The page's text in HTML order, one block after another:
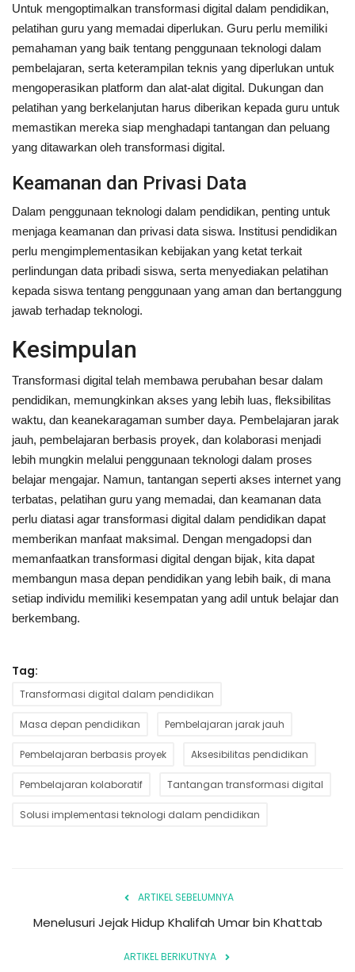
Untuk mengoptimalkan transformasi digital dalam pendidikan,
pelatihan guru yang memadai diperlukan. Guru perlu memiliki
pemahaman yang baik tentang penggunaan teknologi dalam
pembelajaran, serta keterampilan teknis yang diperlukan untuk
mengoperasikan platform dan alat-alat digital. Dukungan dan
pelatihan yang berkelanjutan harus diberikan kepada guru untuk
memastikan mereka siap menghadapi tantangan dan peluang
yang ditawarkan oleh transformasi digital.
Keamanan dan Privasi Data
Dalam penggunaan teknologi dalam pendidikan, penting untuk
menjaga keamanan dan privasi data siswa. Institusi pendidikan
perlu mengimplementasikan kebijakan yang ketat terkait
perlindungan data pribadi siswa, serta menyediakan pelatihan
kepada siswa tentang penggunaan yang aman dan bertanggung
jawab terhadap teknologi.
Kesimpulan
Transformasi digital telah membawa perubahan besar dalam
pendidikan, memungkinkan akses yang lebih luas, fleksibilitas
waktu, dan keanekaragaman sumber daya. Pembelajaran jarak
jauh, pembelajaran berbasis proyek, dan kolaborasi menjadi
lebih mungkin melalui penggunaan teknologi dalam proses
belajar mengajar. Namun, tantangan seperti akses internet yang
terbatas, pelatihan guru yang memadai, dan keamanan data
perlu diatasi agar transformasi digital dalam pendidikan dapat
memberikan manfaat maksimal. Dengan mengadopsi dan
memanfaatkan transformasi digital dengan bijak, kita dapat
membangun masa depan pendidikan yang lebih baik, di mana
setiap individu memiliki kesempatan yang adil untuk belajar dan
berkembang.
Tag:
Transformasi digital dalam pendidikan
Masa depan pendidikan Pembelajaran jarak jauh
Pembelajaran berbasis proyek Aksesibilitas pendidikan
Pembelajaran kolaboratif Tantangan transformasi digital
Solusi implementasi teknologi dalam pendidikan
ARTIKEL SEBELUMNYA
Menelusuri Jejak Hidup Khalifah Umar bin Khattab
ARTIKEL BERIKUTNYA